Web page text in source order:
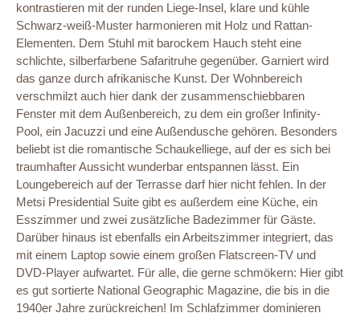
kontrastieren mit der runden Liege-Insel, klare und kühle
Schwarz-weiß-Muster harmonieren mit Holz und Rattan-
Elementen. Dem Stuhl mit barockem Hauch steht eine
schlichte, silberfarbene Safaritruhe gegenüber. Garniert wird
das ganze durch afrikanische Kunst. Der Wohnbereich
verschmilzt auch hier dank der zusammenschiebbaren
Fenster mit dem Außenbereich, zu dem ein großer Infinity-
Pool, ein Jacuzzi und eine Außendusche gehören. Besonders
beliebt ist die romantische Schaukelliege, auf der es sich bei
traumhafter Aussicht wunderbar entspannen lässt. Ein
Loungebereich auf der Terrasse darf hier nicht fehlen. In der
Metsi Presidential Suite gibt es außerdem eine Küche, ein
Esszimmer und zwei zusätzliche Badezimmer für Gäste.
Darüber hinaus ist ebenfalls ein Arbeitszimmer integriert, das
mit einem Laptop sowie einem großen Flatscreen-TV und
DVD-Player aufwartet. Für alle, die gerne schmökern: Hier gibt
es gut sortierte National Geographic Magazine, die bis in die
1940er Jahre zurückreichen! Im Schlafzimmer dominieren